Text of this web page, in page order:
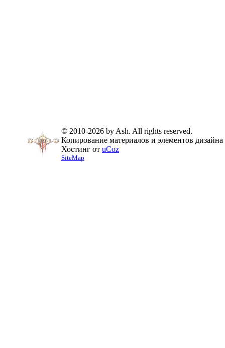
© 2010-2026 by Ash. All rights reserved.
Копирование материалов и элементов
Хостинг от uCoz
SiteMap